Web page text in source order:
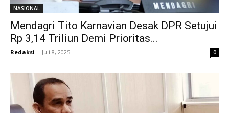
NASIONAL
Mendagri Tito Karnavian Desak DPR Setujui
Rp 3,14 Triliun Demi Prioritas...
Redaksi - Juli 8, 2025 0